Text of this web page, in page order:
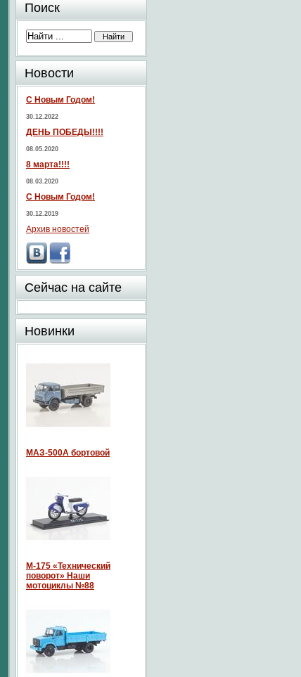
Поиск
Новости
С Новым Годом!
30.12.2022
ДЕНЬ ПОБЕДЫ!!!!
08.05.2020
8 марта!!!!
08.03.2020
С Новым Годом!
30.12.2019
Архив новостей
Сейчас на сайте
Новинки
МАЗ-500А бортовой
М-175 «Технический
поворот» Наши
мотоциклы №88